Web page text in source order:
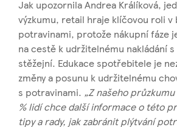
Jak upozornila Andrea Králíková,
výzkumu, retail hraje klíčovou roli
potravinami, protože nákupní fáze
na cestě k udržitelnému nakládání
stěžejní. Edukace spotřebitele je
změny a posunu k udržitelnému
s potravinami. „Z našeho průzkumu
% lidí chce další informace o této
tipy a rady, jak zabránit plýtvání